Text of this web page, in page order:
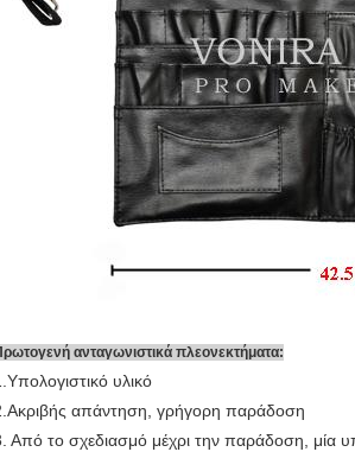
ανταγωνιστικά πλεονεκτήματα:
υλικό
απάντηση, γρήγορη παράδοση
Από το σχεδιασμό μέχρι την παράδοση, μία